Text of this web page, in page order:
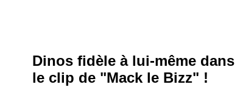
Dinos fidèle à lui-même dans
le clip de "Mack le Bizz" !